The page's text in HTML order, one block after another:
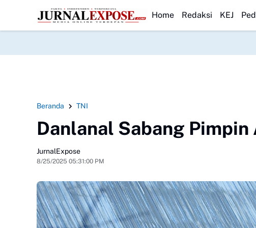
HEADLINE
PemudaPengurus DPK BPD Gunung Guruh Periode 2026–2032
Home Redaksi KEJ
Beranda TNI
Danlanal Sabang Pimpin
JurnalExpose
8/25/2025 05:31:00 PM